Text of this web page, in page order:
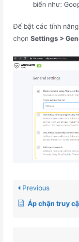
biến như:
Để bật các tính
chọnSettings >
Previous
Áp chặn truy